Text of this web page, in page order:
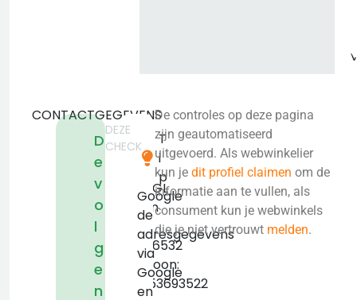
CONTACTGEGEVENS
D
e
v
o
l
g
e
n
de
Jol
3742GL
Baarn
89076532
Telefoon:
+31653693522
T
i
p
Google
de
adresgegevens
via
Google
en
DEZE
CHECK
De controles op deze pagina
zijn geautomatiseerd
uitgevoerd. Als webwinkelier
kun je dit profiel claimen om de
informatie aan te vullen, als
consument kun je webwinkels
die je niet vertrouwt melden.